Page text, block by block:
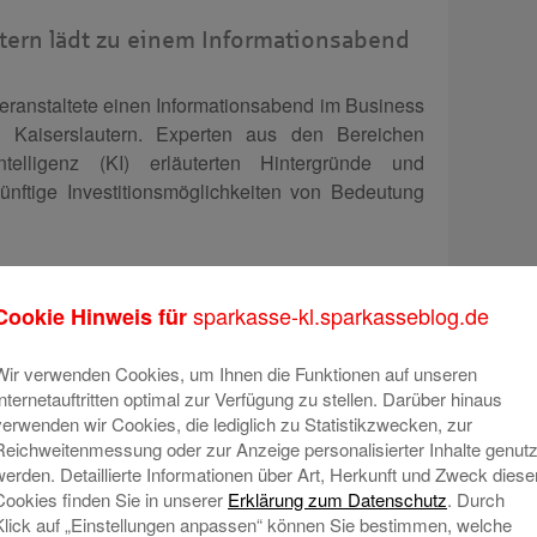
lädt zu einem Informationsabend
einen Informationsabend im Business
Experten aus den Bereichen
(KI) erläuterten Hintergründe und
Investitionsmöglichkeiten von Bedeutung
von KI
Krisen, Kriege – wir leben in sehr unsicheren
der Sparkasse Kaiserslautern. Mit
volatile Aktienmärkte. Darüber hinaus wird die
Auswirkungen auf das Berufsleben in
müssen sich auf weniger Fachkräfte einstellen,
mit ihren 770 Mitarbeitenden zutrifft. In
Intelligenz eine entscheidende Rolle
Hinweis fürsparkasse-kl.sparkasseblog.de
verwenden Cookies, um Ihnen die Funktionen auf unseren
optimal zur Verfügung zu stellen. Darüber hinaus
wir Cookies, die lediglich zu Statistikzwecken, zur
oder zur Anzeige personalisierter Inhalte
Detaillierte Informationen über Art, Herkunft und Zweck
finden Sie in unserer Erklärung zum Datenschutz. Durch
auf „Einstellungen anpassen“ können Sie bestimmen, welche